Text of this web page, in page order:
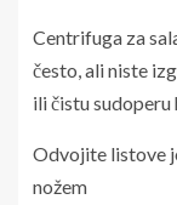
Centrifuga za
često, ali niste
ili čistu sudoperu
Odvojite listove
nožem